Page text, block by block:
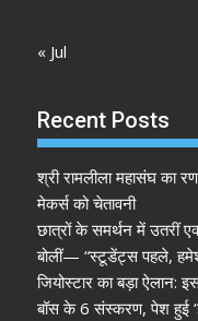
« Jul
Recent Posts
श्री रामलीला महासंघ का
मेकर्स को चेतावनी
छात्रों के समर्थन में उतरीं
बोलीं— “स्टूडेंट्स पहले,
जियोस्टार का बड़ा ऐलान:
बॉस के 6 संस्करण, पेश हुई